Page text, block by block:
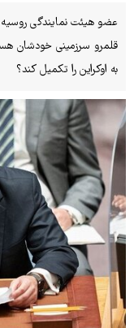
عضو هیئت نمایندگی
قلمرو سرزمینی خودشان
به اوکراین را تکمیل کند؟